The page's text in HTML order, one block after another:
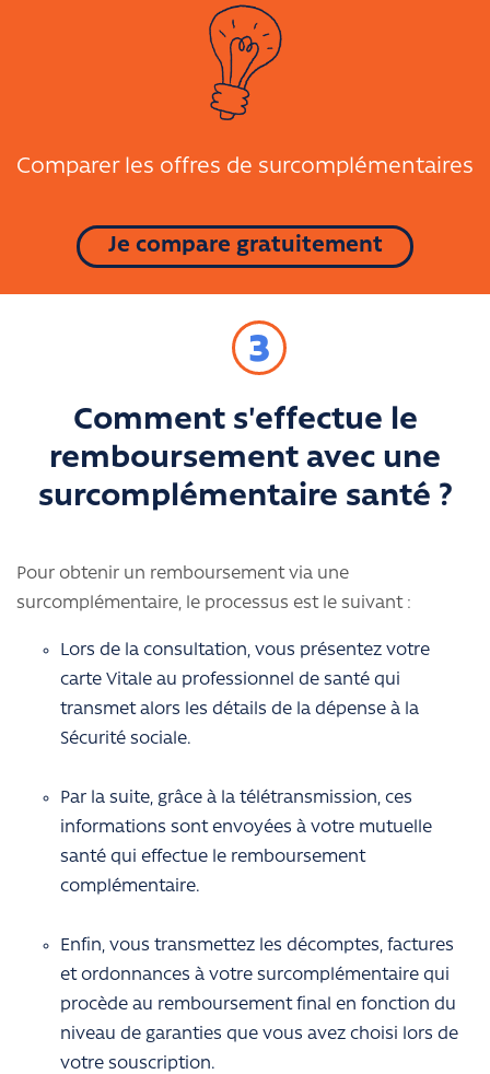
Comparer les offres de surcomplémentaires
Je compare gratuitement
3
Comment s'effectue le
remboursement avec une
surcomplémentaire santé ?
Pour obtenir un remboursement via une
surcomplémentaire, le processus est le suivant :
Lors de la consultation, vous présentez votre
carte Vitale au professionnel de santé qui
transmet alors les détails de la dépense à la
Sécurité sociale.
Par la suite, grâce à la télétransmission, ces
informations sont envoyées à votre mutuelle
santé qui effectue le remboursement
complémentaire.
Enfin, vous transmettez les décomptes, factures
et ordonnances à votre surcomplémentaire qui
procède au remboursement final en fonction du
niveau de garanties que vous avez choisi lors de
votre souscription.